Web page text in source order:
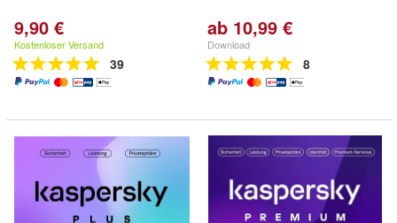
9,90 €
Kostenloser Versand
39
ab 10,99 €
Download
8